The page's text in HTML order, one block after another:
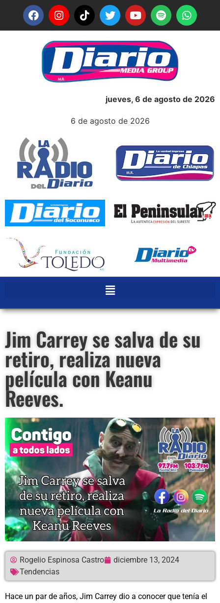
jueves, 6 de agosto de 2026
6 de agosto de 2026
Jim Carrey se salva de su
retiro, realiza nueva
película con Keanu
Reeves.
Rogelio Espinosa Castro
diciembre 13, 2024
Tendencias
Hace un par de años, Jim Carrey dio a conocer que tenía el